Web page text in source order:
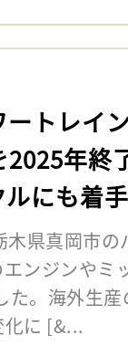
ートレイ
2025年終
にも着手
県真岡市の
ンジンやミ
た。海外生
化に [&...